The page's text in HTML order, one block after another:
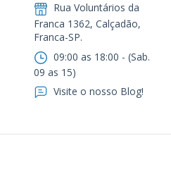
Rua Voluntários da
Franca 1362, Calçadão,
Franca-SP.ㅤㅤㅤㅤㅤㅤㅤㅤㅤㅤㅤ
09:00 as 18:00 - (Sab.
09 as 15)
Visite o nosso Blog!